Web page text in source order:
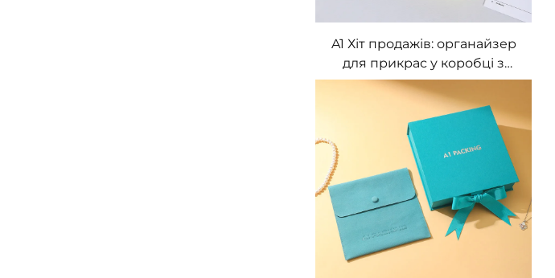
A1 Хіт продажів: органайзер
для прикрас у коробці з
кришкою для намиста та
сережок, подарункова
картонна коробка, модель
2024JB603